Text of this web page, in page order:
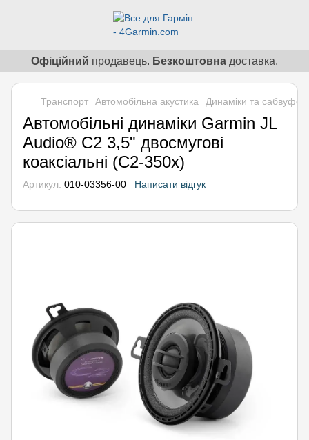
Офіційний продавець. Безкоштовна доставка.
Транспорт Автомобільна акустика Динаміки та
Автомобільні динаміки Garmin JL
Audio® C2 3,5" двосмугові
коаксіальні (C2-350x)
Артикул: 010-03356-00 Написати відгук